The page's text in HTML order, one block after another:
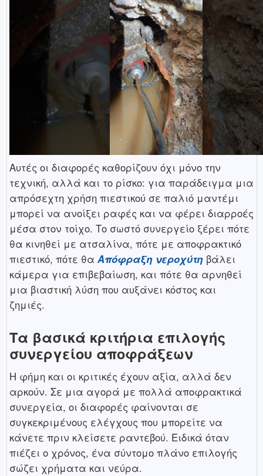
Αυτές οι διαφορές καθορίζουν όχι μόνο την
τεχνική, αλλά και το ρίσκο: για παράδειγμα μια
απρόσεχτη χρήση πιεστικού σε παλιό μαντέμι
μπορεί να ανοίξει ραφές και να φέρει διαρροές
μέσα στον τοίχο. Το σωστό συνεργείο ξέρει πότε
θα κινηθεί με ατσαλίνα, πότε με αποφρακτικό
πιεστικό, πότε θα Απόφραξη νεροχύτηβάλει
κάμερα για επιβεβαίωση, και πότε θα αρνηθεί
μια βιαστική λύση που αυξάνει κόστος και
ζημιές.
Τα βασικά κριτήρια επιλογής
συνεργείου αποφράξεων
Η φήμη και οι κριτικές έχουν αξία, αλλά δεν
αρκούν. Σε μια αγορά με πολλά αποφρακτικά
συνεργεία, οι διαφορές φαίνονται σε
συγκεκριμένους ελέγχους που μπορείτε να
κάνετε πριν κλείσετε ραντεβού. Ειδικά όταν
πιέζει ο χρόνος, ένα σύντομο πλάνο επιλογής
σώζει χρήματα και νεύρα.